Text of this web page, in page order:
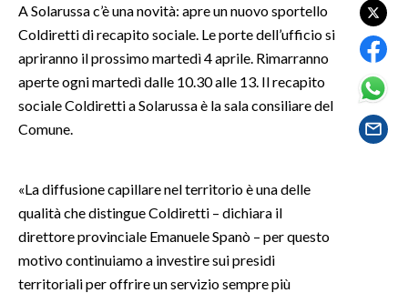
SPETTACOLI
GOSSIP
SARDEGNA TURISMO
SARDI NEL MONDO
NOTIZIE
A Solarussa c’è una novità: apre un nuovo sportello
Coldiretti di recapito sociale. Le porte dell’ufficio si
apriranno il prossimo martedì 4 aprile. Rimarranno
aperte ogni martedì dalle 10.30 alle 13. Il recapito
sociale Coldiretti a Solarussa è la sala consiliare del
Comune.
«La diffusione capillare nel territorio è una delle
qualità che distingue Coldiretti – dichiara il
direttore provinciale Emanuele Spanò – per questo
motivo continuiamo a investire sui presidi
territoriali per offrire un servizio sempre più